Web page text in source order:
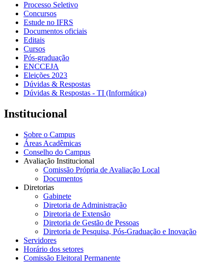
Processo Seletivo
Concursos
Estude no IFRS
Documentos oficiais
Editais
Cursos
Pós-graduação
ENCCEJA
Eleições 2023
Dúvidas & Respostas
Dúvidas & Respostas - TI (Informática)
Institucional
Sobre o Campus
Áreas Acadêmicas
Conselho do Campus
Avaliação Institucional
Comissão Própria de Avaliação Local
Documentos
Diretorias
Gabinete
Diretoria de Administração
Diretoria de Extensão
Diretoria de Gestão de Pessoas
Diretoria de Pesquisa, Pós-Graduação e Inovação
Servidores
Horário dos setores
Comissão Eleitoral Permanente